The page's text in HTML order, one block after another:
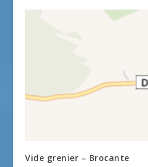
Vide grenier – Brocante